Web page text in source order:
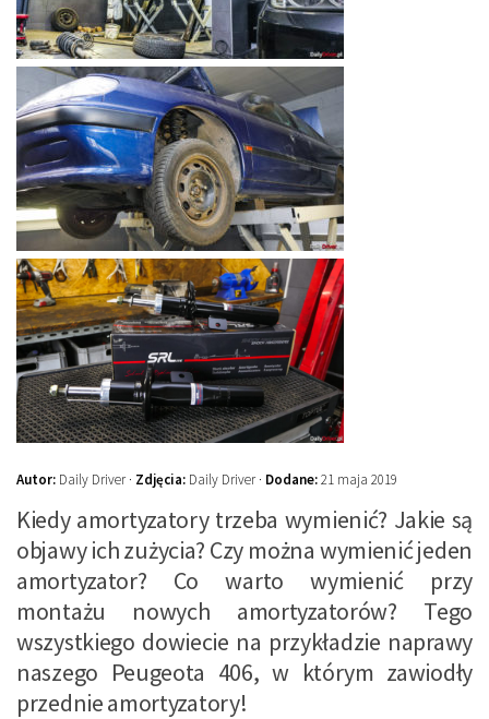
Autor: Daily Driver · Zdjęcia: Daily Driver · Dodane:21 maja 2019
Kiedy amortyzatory trzeba wymienić? Jakie są
objawy ich zużycia? Czy można wymienić jeden
amortyzator? Co warto wymienić przy
montażu nowych amortyzatorów? Tego
wszystkiego dowiecie na przykładzie naprawy
naszego Peugeota 406, w którym zawiodły
przednie amortyzatory!